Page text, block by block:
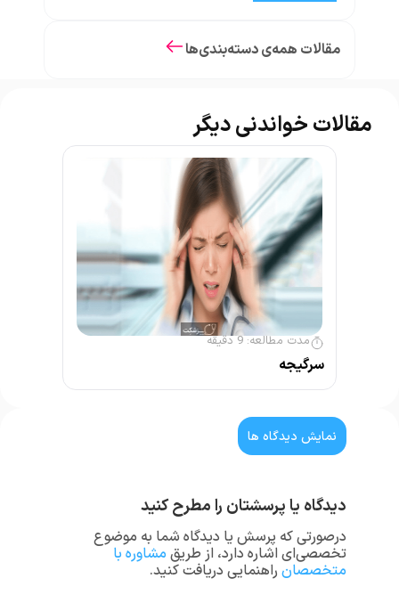
مقالات همه‌ی دسته‌بندی‌ها
مقالات خواندنی دیگر
مدت مطالعه:9 دقیقه
سرگیجه
نمایش دیدگاه ها
دیدگاه یا پرسشتان را مطرح کنید
درصورتی که پرسش یا دیدگاه شما به موضوع
تخصصی‌ای اشاره دارد، از طریق مشاوره با
متخصصان راهنمایی دریافت کنید.